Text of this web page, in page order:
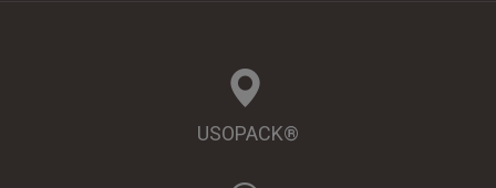
USOPACK®